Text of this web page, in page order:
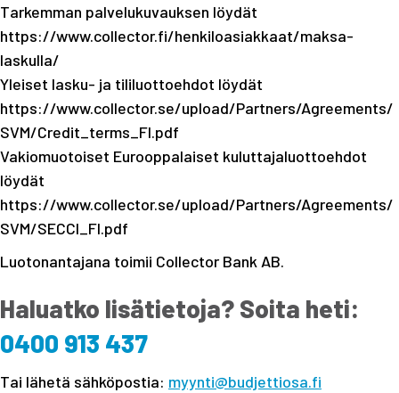
Tarkemman palvelukuvauksen löydät
https://www.collector.fi/henkiloasiakkaat/maksa-
laskulla/
Yleiset lasku- ja tililuottoehdot löydät
https://www.collector.se/upload/Partners/Agreements/
SVM/Credit_terms_FI.pdf
Vakiomuotoiset Eurooppalaiset kuluttajaluottoehdot
löydät
https://www.collector.se/upload/Partners/Agreements/
SVM/SECCI_FI.pdf
Luotonantajana toimii Collector Bank AB.
Haluatko lisätietoja? Soita heti:
0400 913 437
Tai lähetä sähköpostia: myynti@budjettiosa.fi